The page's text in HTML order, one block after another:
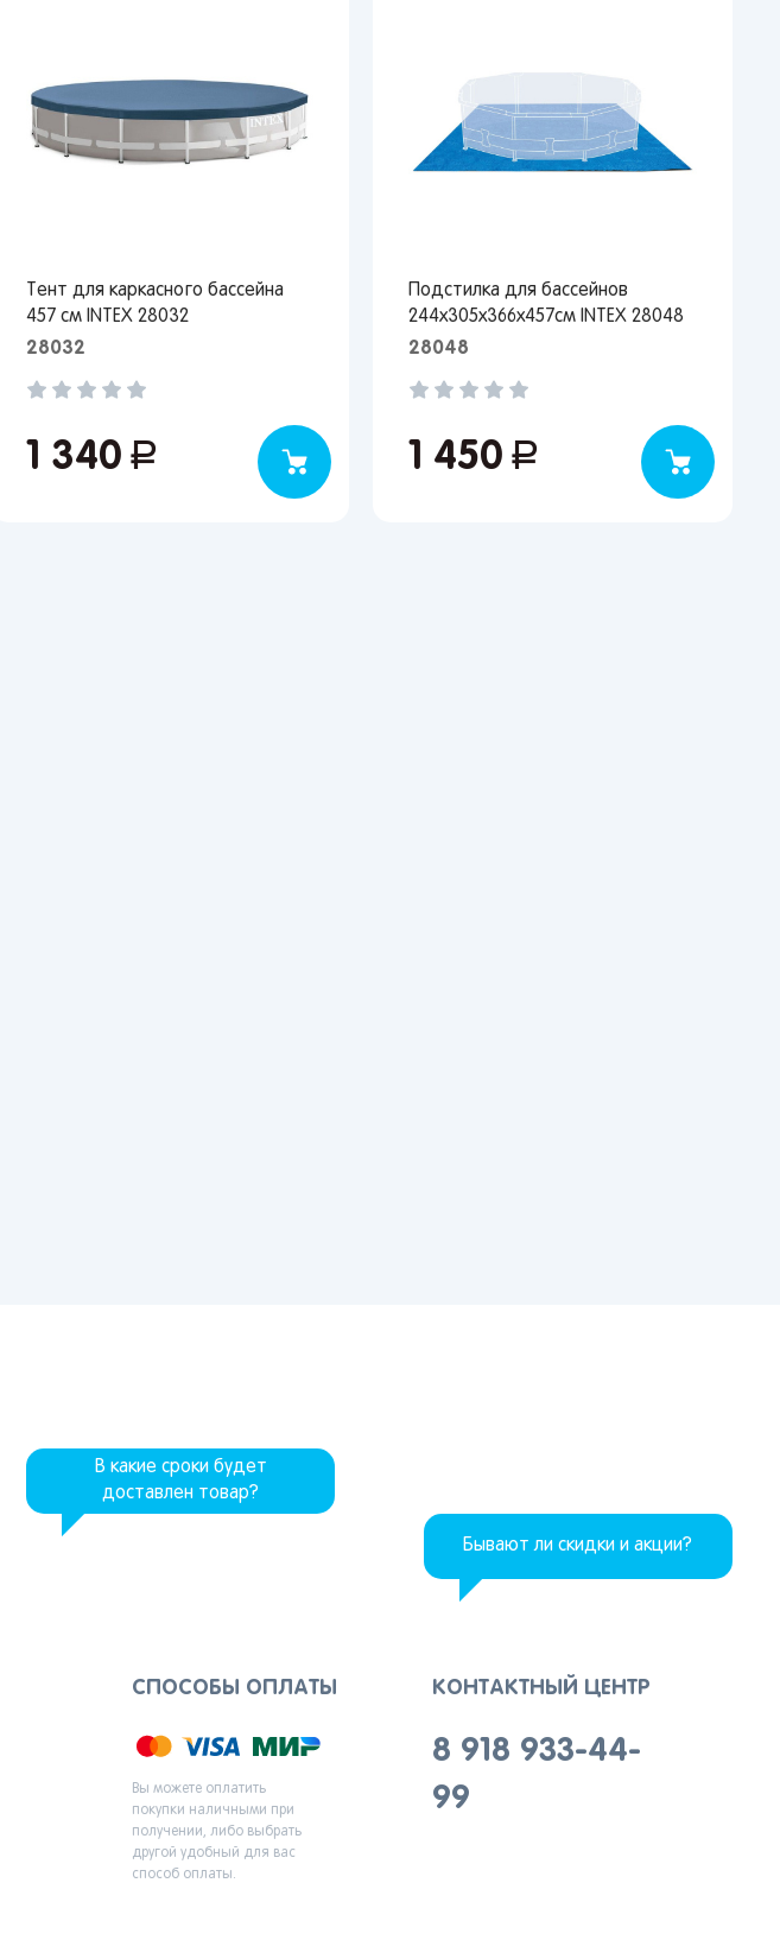
Тент для каркасного бассейна
457 см INTEX 28032
28032
1 340руб.
Подстилка для бассейнов
244х305х366х457см INTEX 28048
28048
1 450руб.
В какие сроки будет
доставлен товар?
Бывают ли скидки и акции?
СПОСОБЫ ОПЛАТЫ
Вы можете оплатить
покупки наличными при
получении, либо выбрать
другой удобный для вас
способ оплаты.
КОНТАКТНЫЙ ЦЕНТР
8 918 933-44-
99
рекомендации
способы доставки, их
Набережные Челны